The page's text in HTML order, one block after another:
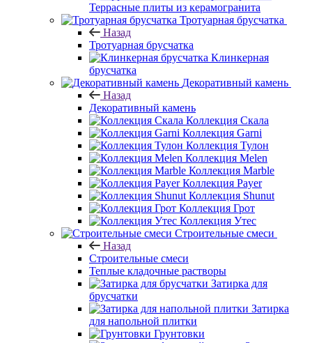
Террасные плиты из керамогранита
Тротуарная брусчатка
Назад
Тротуарная брусчатка
Клинкерная
брусчатка
Декоративный камень
Назад
Декоративный камень
Коллекция Скала
Коллекция Garni
Коллекция Тулон
Коллекция Melen
Коллекция Marble
Коллекция Payer
Коллекция Shunut
Коллекция Грот
Коллекция Утес
Строительные смеси
Назад
Строительные смеси
Теплые кладочные растворы
Затирка для
брусчатки
Затирка
для напольной плитки
Грунтовки